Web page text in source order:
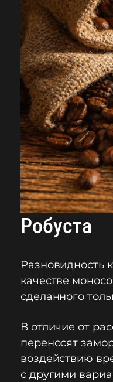
Робуста
Разновидность
качестве
сделанного
В отличие от
переносят
воздействию
с другими